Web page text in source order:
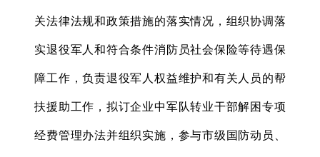
关法律法规和政策措施的落实情况，组织协调落
实退役军人和符合条件消防员社会保险等待遇保
障工作，负责退役军人权益维护和有关人员的帮
扶援助工作，拟订企业中军队转业干部解困专项
经费管理办法并组织实施，参与市级国防动员、